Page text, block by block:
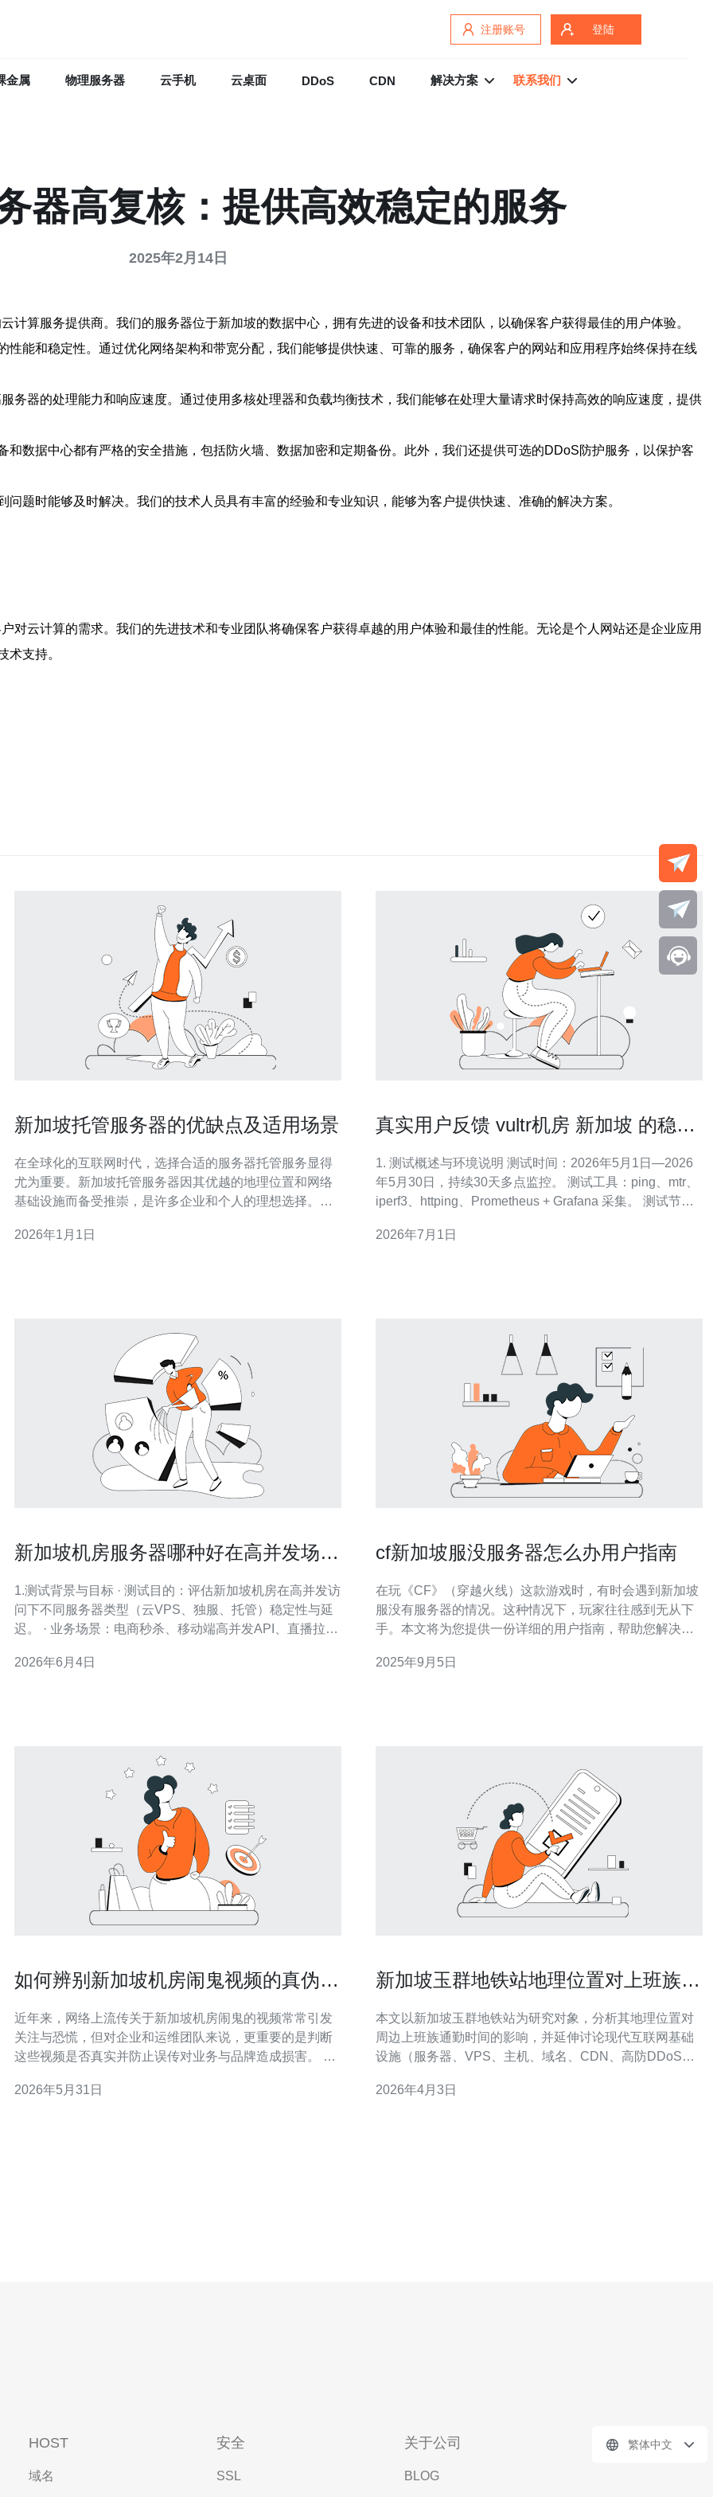
注册账号 登陆
金属 物理服务器 云手机 云桌面 DDoS CDN 解决方案 联系我们
器高复核：提供高效稳定的服务
2025年2月14日
计算服务提供商。我们的服务器位于新加坡的数据中心，拥有先进的设备和技术团队，以确保客户获得最佳的用户体验。
能和稳定性。通过优化网络架构和带宽分配，我们能够提供快速、可靠的服务，确保客户的网站和应用程序始终保持在线
务器的处理能力和响应速度。通过使用多核处理器和负载均衡技术，我们能够在处理大量请求时保持高效的响应速度，提供
数据中心都有严格的安全措施，包括防火墙、数据加密和定期备份。此外，我们还提供可选的DDoS防护服务，以保护客
题时能够及时解决。我们的技术人员具有丰富的经验和专业知识，能够为客户提供快速、准确的解决方案。
对云计算的需求。我们的先进技术和专业团队将确保客户获得卓越的用户体验和最佳的性能。无论是个人网站还是企业应用
术支持。
新加坡托管服务器的优缺点及适用场景
在全球化的互联网时代，选择合适的服务器托管服务显得
尤为重要。新加坡托管服务器因其优越的地理位置和网络
基础设施而备受推崇，是许多企业和个人的理想选择。在
点，以及它们的适用场景，帮助您找到最适合自己需求的
2026年1月1日
真实用户反馈 vultr机房 新加坡 的稳定
1. 测试概述与环境说明 测试时间：2026年5月1日—2026
年5月30日，持续30天多点监控。 测试工具：ping、mtr、
iperf3、httping、Prometheus + Grafana 采集。 测试节
点同时发起。 样本VPS：实例A（2vCPU/4GB/80GB
2026年7月1日
新加坡机房服务器哪种好在高并发场景
1.测试背景与目标 · 测试目的：评估新加坡机房在高并发访
问下不同服务器类型（云VPS、独服、托管）稳定性与延
迟。 · 业务场景：电商秒杀、移动端高并发API、直播拉流
（5xx）、CPU/内存/网卡利用率。 · 测试工具：wrk2（持
2026年6月4日
cf新加坡服没服务器怎么办用户指南
在玩《CF》（穿越火线）这款游戏时，有时会遇到新加坡
服没有服务器的情况。这种情况下，玩家往往感到无从下
手。本文将为您提供一份详细的用户指南，帮助您解决这
游戏设置、调整防火墙和安全软件、使用VPN等步骤。希
2025年9月5日
如何辨别新加坡机房闹鬼视频的真伪与
近年来，网络上流传关于新加坡机房闹鬼的视频常常引发
关注与恐慌，但对企业和运维团队来说，更重要的是判断
这些视频是否真实并防止误传对业务与品牌造成损害。 第
布时间、是否来自机房官方账号或可信媒体，查看是否有
2026年5月31日
新加坡玉群地铁站地理位置对上班族通
本文以新加坡玉群地铁站为研究对象，分析其地理位置对
周边上班族通勤时间的影响，并延伸讨论现代互联网基础
设施（服务器、VPS、主机、域名、CDN、高防DDoS）
通勤特征主要体现在站点与住宅、商业区的空间关系、换
2026年4月3日
HOST
域名
安全
SSL
关于公司
BLOG
繁体中文